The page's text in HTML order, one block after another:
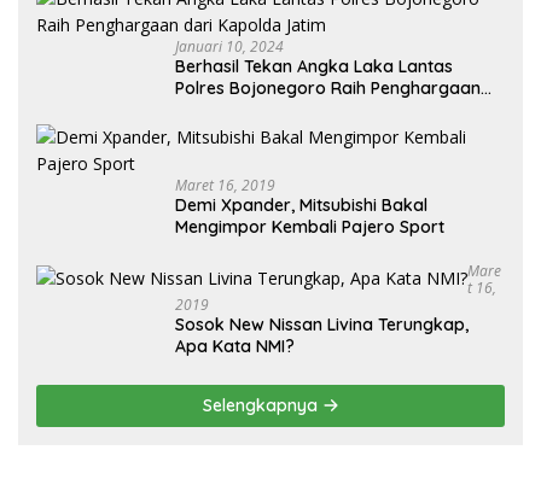
Januari 10, 2024
Berhasil Tekan Angka Laka Lantas
Polres Bojonegoro Raih Penghargaan
Maret 16, 2019
Demi Xpander, Mitsubishi Bakal
Mengimpor Kembali Pajero Sport
Mare
T 16,
2019
Sosok New Nissan Livina Terungkap,
Apa Kata NMI?
Selengkapnya